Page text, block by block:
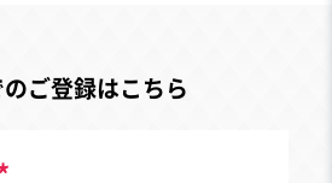
ご登録はこちら